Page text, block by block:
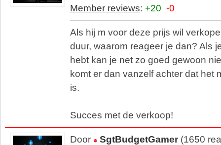
Member reviews: +20 -0
Als hij m voor deze prijs wil
duur, waarom reageer je dan? Als
hebt kan je net zo goed gewoon
komt er dan vanzelf achter dat het
is.
Succes met de verkoop!
Door SgtBudgetGamer (1650